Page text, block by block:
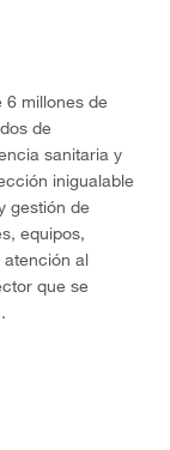
millones de
de
sanitaria y
inigualable
gestión de
equipos,
atención al
que se